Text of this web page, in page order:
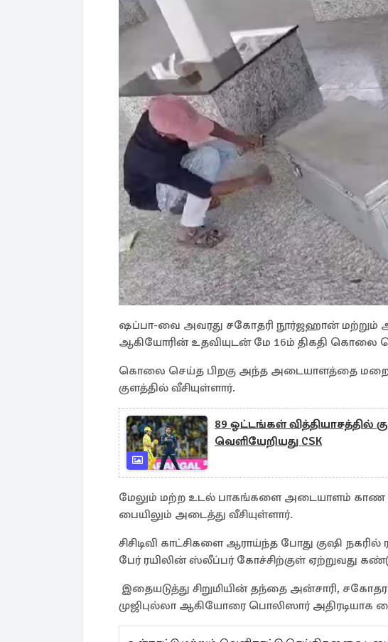
ஷப்பா-வை அவரது சகோதரி நூர்ஜஹான் மற்றும்
ஆகியோரின் உதவியுடன் மே 16ம் திகதி கொலை
கொலை செய்த பிறகு அந்த அடையாளத்தை
குளத்தில் வீசியுள்ளார்.
89 ஓட்டங்கள் வித்தியாசத்தில்
வெளியேறியது CSK
மேலும் மற்ற உடல் பாகங்களை அடையாளம் காண
பையிலும் அடைத்து வீசியுள்ளார்.
சிசிடிவி காட்சிகளை ஆராய்ந்த போது குஷி
பேர் ரயிலின் ஸ்லீப்பர் கோச்சிற்குள் ஏற்றுவது
இதையடுத்து சிறுமியின் தந்தை அன்சாரி,
முஜிபுல்லா ஆகியோரை பொலிஸார் அதிரடியாக